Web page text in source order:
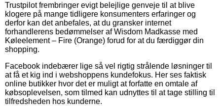
Trustpilot frembringer evigt belejlige genveje til at blive
klogere på mange tidligere konsumenters erfaringer og
derfor kan det anbefales, at du gransker internet
forhandlerens bedømmelser af Wisdom Madkasse med
Køleelement – Fire (Orange) forud for at du færdiggør din
shopping.
Facebook indebærer lige så vel rigtig strålende løsninger til
at få et kig ind i webshoppens kundefokus. Her ses faktisk
online butikker hvor det er muligt at forfatte en omtale af
købsoplevelsen, som tilmed kan udnyttes til at tage stilling til
tilfredsheden hos kunderne.